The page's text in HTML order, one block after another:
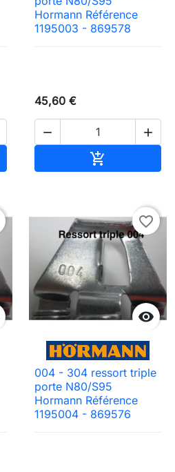
Hormann Référence
1195003 - 869578
45,60 €
 


favorite_border
004 - 304 ressort triple
porte N80/S95
Hormann Référence
1195004 - 869576